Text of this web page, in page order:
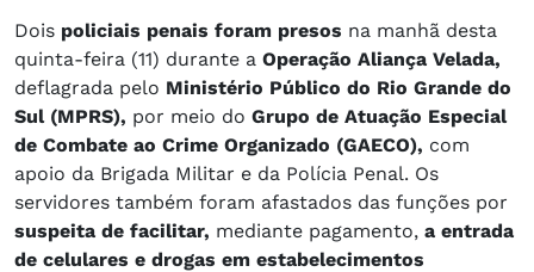
Dois policiais penais foram presos na manhã desta
quinta-feira (11) durante a Operação Aliança Velada,
deflagrada pelo Ministério Público do Rio Grande do
Sul (MPRS), por meio do Grupo de Atuação Especial
de Combate ao Crime Organizado (GAECO), com
apoio da Brigada Militar e da Polícia Penal. Os
servidores também foram afastados das funções por
suspeita de facilitar, mediante pagamento, a entrada
de celulares e drogas em estabelecimentos